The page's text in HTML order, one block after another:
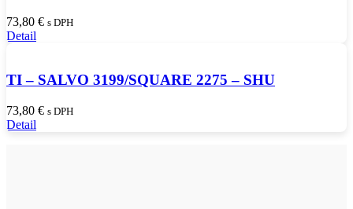
73,80 € s DPH
Detail
TI – SALVO 3199/SQUARE 2275 – SHU
73,80 € s DPH
Detail